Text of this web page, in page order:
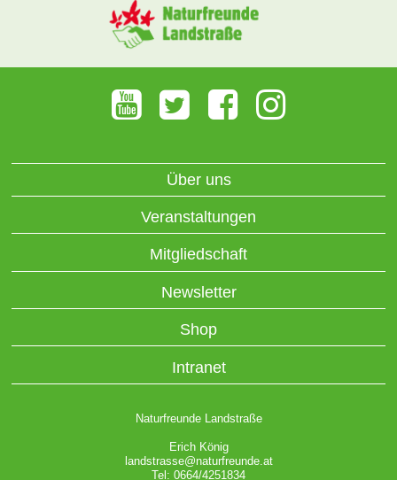
Über uns
Veranstaltungen
Mitgliedschaft
Newsletter
Shop
Intranet
Naturfreunde Landstraße
Erich König
landstrasse@naturfreunde.at
Tel: 0664/4251834